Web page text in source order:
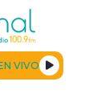
al
VIVO